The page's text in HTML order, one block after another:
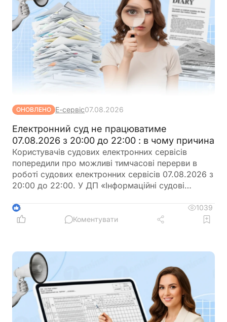
ОНОВЛЕНО Е-сервіс07.08.2026
Електронний суд не працюватиме
07.08.2026 з 20:00 до 22:00 : в чому причина
Користувачів судових електронних сервісів
попередили про можливі тимчасові перерви в
роботі судових електронних сервісів 07.08.2026 з
20:00 до 22:00. У ДП «Інформаційні судові
час планування роботи із сервісами
6
1039
Коментувати